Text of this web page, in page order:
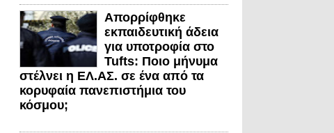
Απορρίφθηκε
εκπαιδευτική άδεια
για υποτροφία στο
Tufts: Ποιο μήνυμα
στέλνει η ΕΛ.ΑΣ. σε ένα από τα
κορυφαία πανεπιστήμια του
κόσμου;